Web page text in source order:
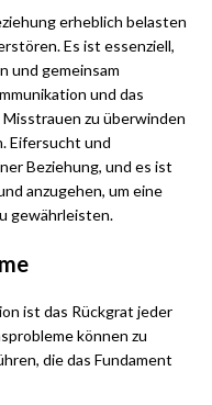
erheblich belasten
Es ist essenziell,
und gemeinsam
und das
zu überwinden
Eifersucht und
Beziehung, und es ist
anzugehen, um eine
gewährleisten.
ist das Rückgrat jeder
können zu
die das Fundament